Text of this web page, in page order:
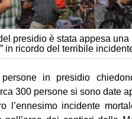
presidio è stata appesa una
in ricordo del terribile
in presidio
300 persone si sono date
l’ennesimo incidente